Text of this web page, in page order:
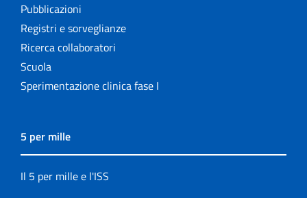
Pubblicazioni
Registri e sorveglianze
Ricerca collaboratori
Scuola
Sperimentazione clinica fase I
5 per mille
Il 5 per mille e l'ISS